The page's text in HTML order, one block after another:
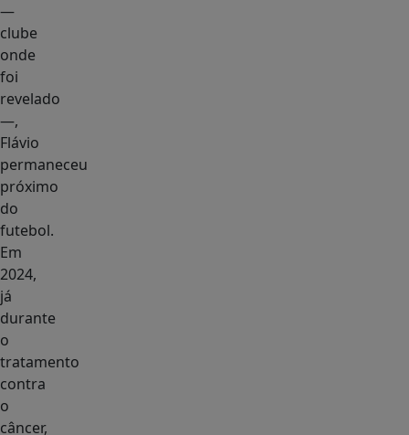
—
clube
onde
foi
revelado
—,
Flávio
permaneceu
próximo
do
futebol.
Em
2024,
já
durante
o
tratamento
contra
o
câncer,